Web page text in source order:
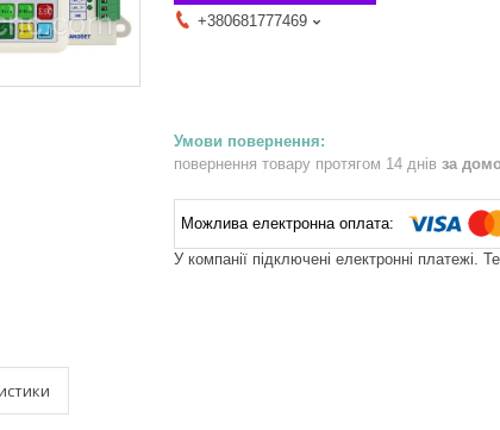
+380681777469
повернення товару протягом 14 днів за
У компанії підключені електронні платежі.